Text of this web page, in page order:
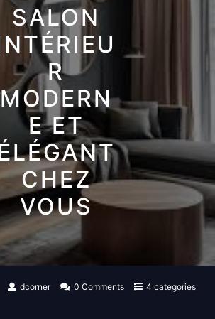
SALON
R
MODERN
E ET
CHEZ
VOUS
dcorner 0 Comments 4 categories